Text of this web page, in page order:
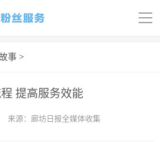
导
事 >
提高服务效能
来源：廊坊日报全媒体收集